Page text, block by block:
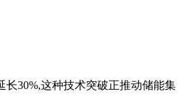
30%,这种技术突破正推动储能集